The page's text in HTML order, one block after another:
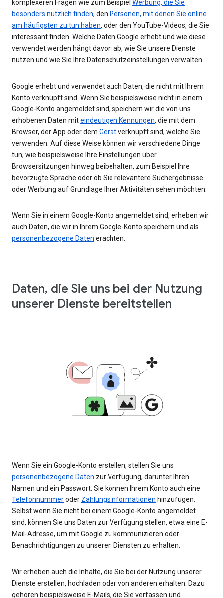
komplexeren Fragen wie zum Beispiel Werbung, die Sie
besonders nützlich finden, den Personen, mit denen Sie online
am häufigsten zu tun haben, oder den YouTube-Videos, die Sie
interessant finden. Welche Daten Google erhebt und wie diese
verwendet werden hängt davon ab, wie Sie unsere Dienste
nutzen und wie Sie Ihre Datenschutzeinstellungen verwalten.
Google erhebt und verwendet auch Daten, die nicht mit Ihrem
Konto verknüpft sind. Wenn Sie beispielsweise nicht in einem
Google-Konto angemeldet sind, speichern wir die von uns
erhobenen Daten miteindeutigen Kennungen, die mit dem
Browser, der App oder dem Gerätverknüpft sind, welche Sie
verwenden. Auf diese Weise können wir verschiedene Dinge
tun, wie beispielsweise Ihre Einstellungen über
Browsersitzungen hinweg beibehalten, zum Beispiel Ihre
bevorzugte Sprache oder ob Sie relevantere Suchergebnisse
oder Werbung auf Grundlage Ihrer Aktivitäten sehen möchten.
Wenn Sie in einem Google-Konto angemeldet sind, erheben wir
auch Daten, die wir in Ihrem Google-Konto speichern und als
personenbezogene Daten erachten.
Daten, die Sie uns bei der Nutzung
unserer Dienste bereitstellen
Wenn Sie ein Google-Konto erstellen, stellen Sie uns
personenbezogene Daten zur Verfügung, darunter Ihren
Namen und ein Passwort. Sie können Ihrem Konto auch eine
Telefonnummeroder Zahlungsinformationen hinzufügen.
Selbst wenn Sie nicht bei einem Google-Konto angemeldet
sind, können Sie uns Daten zur Verfügung stellen, etwa eine E-
Mail-Adresse, um mit Google zu kommunizieren oder
Benachrichtigungen zu unseren Diensten zu erhalten.
Wir erheben auch die Inhalte, die Sie bei der Nutzung unserer
Dienste erstellen, hochladen oder von anderen erhalten. Dazu
gehören beispielsweise E-Mails, die Sie verfassen und